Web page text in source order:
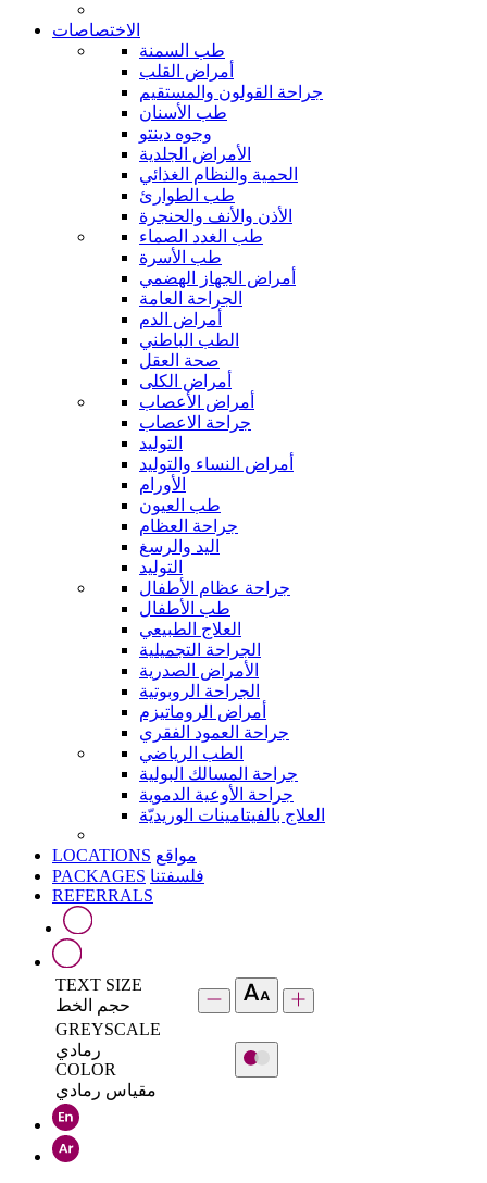
الاختصاصات
طب السمنة
أمراض القلب
جراحة القولون والمستقيم
طب الأسنان
وجوه دينتو
الأمراض الجلدية
الحمية والنظام الغذائي
طب الطوارئ
الأذن والأنف والحنجرة
طب الغدد الصماء
طب الأسرة
أمراض الجهاز الهضمي
الجراحة العامة
أمراض الدم
الطب الباطني
صحة العقل
أمراض الكلى
أمراض الأعصاب
جراحة الاعصاب
التوليد
أمراض النساء والتوليد
الأورام
طب العيون
جراحة العظام
اليد والرسغ
التوليد
جراحة عظام الأطفال
طب الأطفال
العلاج الطبيعي
الجراحة التجميلية
الأمراض الصدرية
الجراحة الروبوتية
أمراض الروماتيزم
جراحة العمود الفقري
الطب الرياضي
جراحة المسالك البولية
جراحة الأوعية الدموية
العلاج بالفيتامينات الوريديّة
LOCATIONS مواقع
PACKAGES فلسفتنا
REFERRALS
TEXT SIZE
حجم الخط
GREYSCALE
رمادي
COLOR
مقياس رمادي